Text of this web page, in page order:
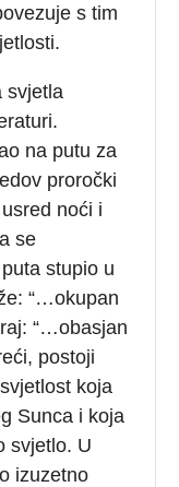
s tim
svjetla
na putu za
proročki
noći i
se
stupio u
“…okupan
“…obasjan
postoji
koja
Sunca i koja
svjetlo. U
izuzetno